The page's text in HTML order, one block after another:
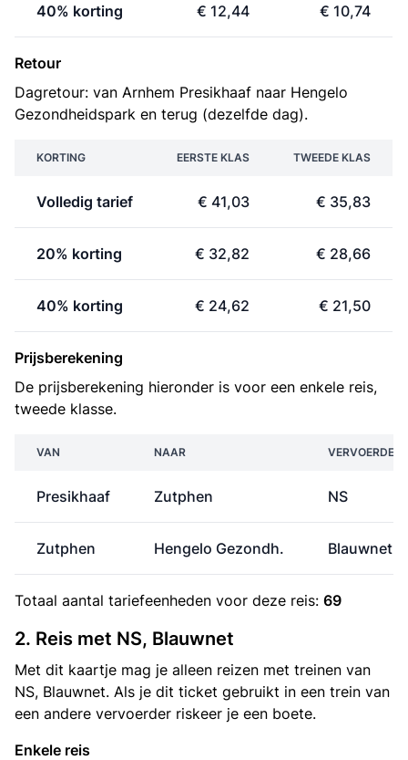
40% korting € 12,44 € 10,74
Retour
Dagretour: van Arnhem Presikhaaf naar Hengelo
Gezondheidspark en terug (dezelfde dag).
KORTING EERSTE KLAS TWEEDE KLAS
Volledig tarief € 41,03 € 35,83
20% korting € 32,82 € 28,66
40% korting € 24,62 € 21,50
Prijsberekening
De prijsberekening hieronder is voor een enkele reis,
tweede klasse.
VAN NAAR VERVOERDER
Presikhaaf Zutphen NS
Zutphen Hengelo Gezondh. Blauwnet
Totaal aantal tariefeenheden voor deze reis: 69
2. Reis met NS, Blauwnet
Met dit kaartje mag je alleen reizen met treinen van
NS, Blauwnet. Als je dit ticket gebruikt in een trein van
een andere vervoerder riskeer je een boete.
Enkele reis